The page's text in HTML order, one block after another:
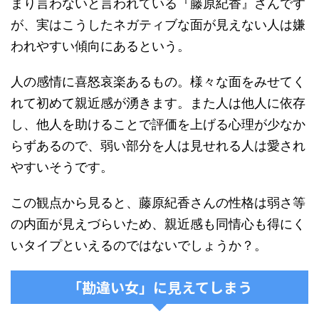
まり言わないと言われている『藤原紀香』さんです
が、実はこうしたネガティブな面が見えない人は嫌
われやすい傾向にあるという。
人の感情に喜怒哀楽あるもの。様々な面をみせてく
れて初めて親近感が湧きます。また人は他人に依存
し、他人を助けることで評価を上げる心理が少なか
らずあるので、弱い部分を人は見せれる人は愛され
やすいそうです。
この観点から見ると、藤原紀香さんの性格は弱さ等
の内面が見えづらいため、親近感も同情心も得にく
いタイプといえるのではないでしょうか？。
「勘違い女」に見えてしまう